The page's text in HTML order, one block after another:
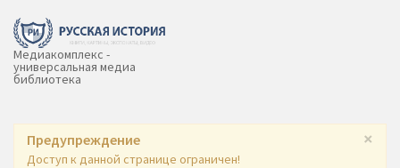
Медиакомплекс -
универсальная медиа
библиотека
×
Предупреждение
Доступ к данной странице ограничен!